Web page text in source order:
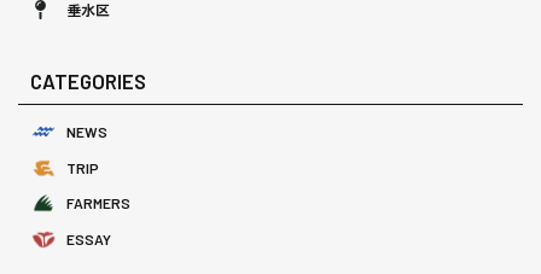
垂水区
CATEGORIES
NEWS
TRIP
FARMERS
ESSAY